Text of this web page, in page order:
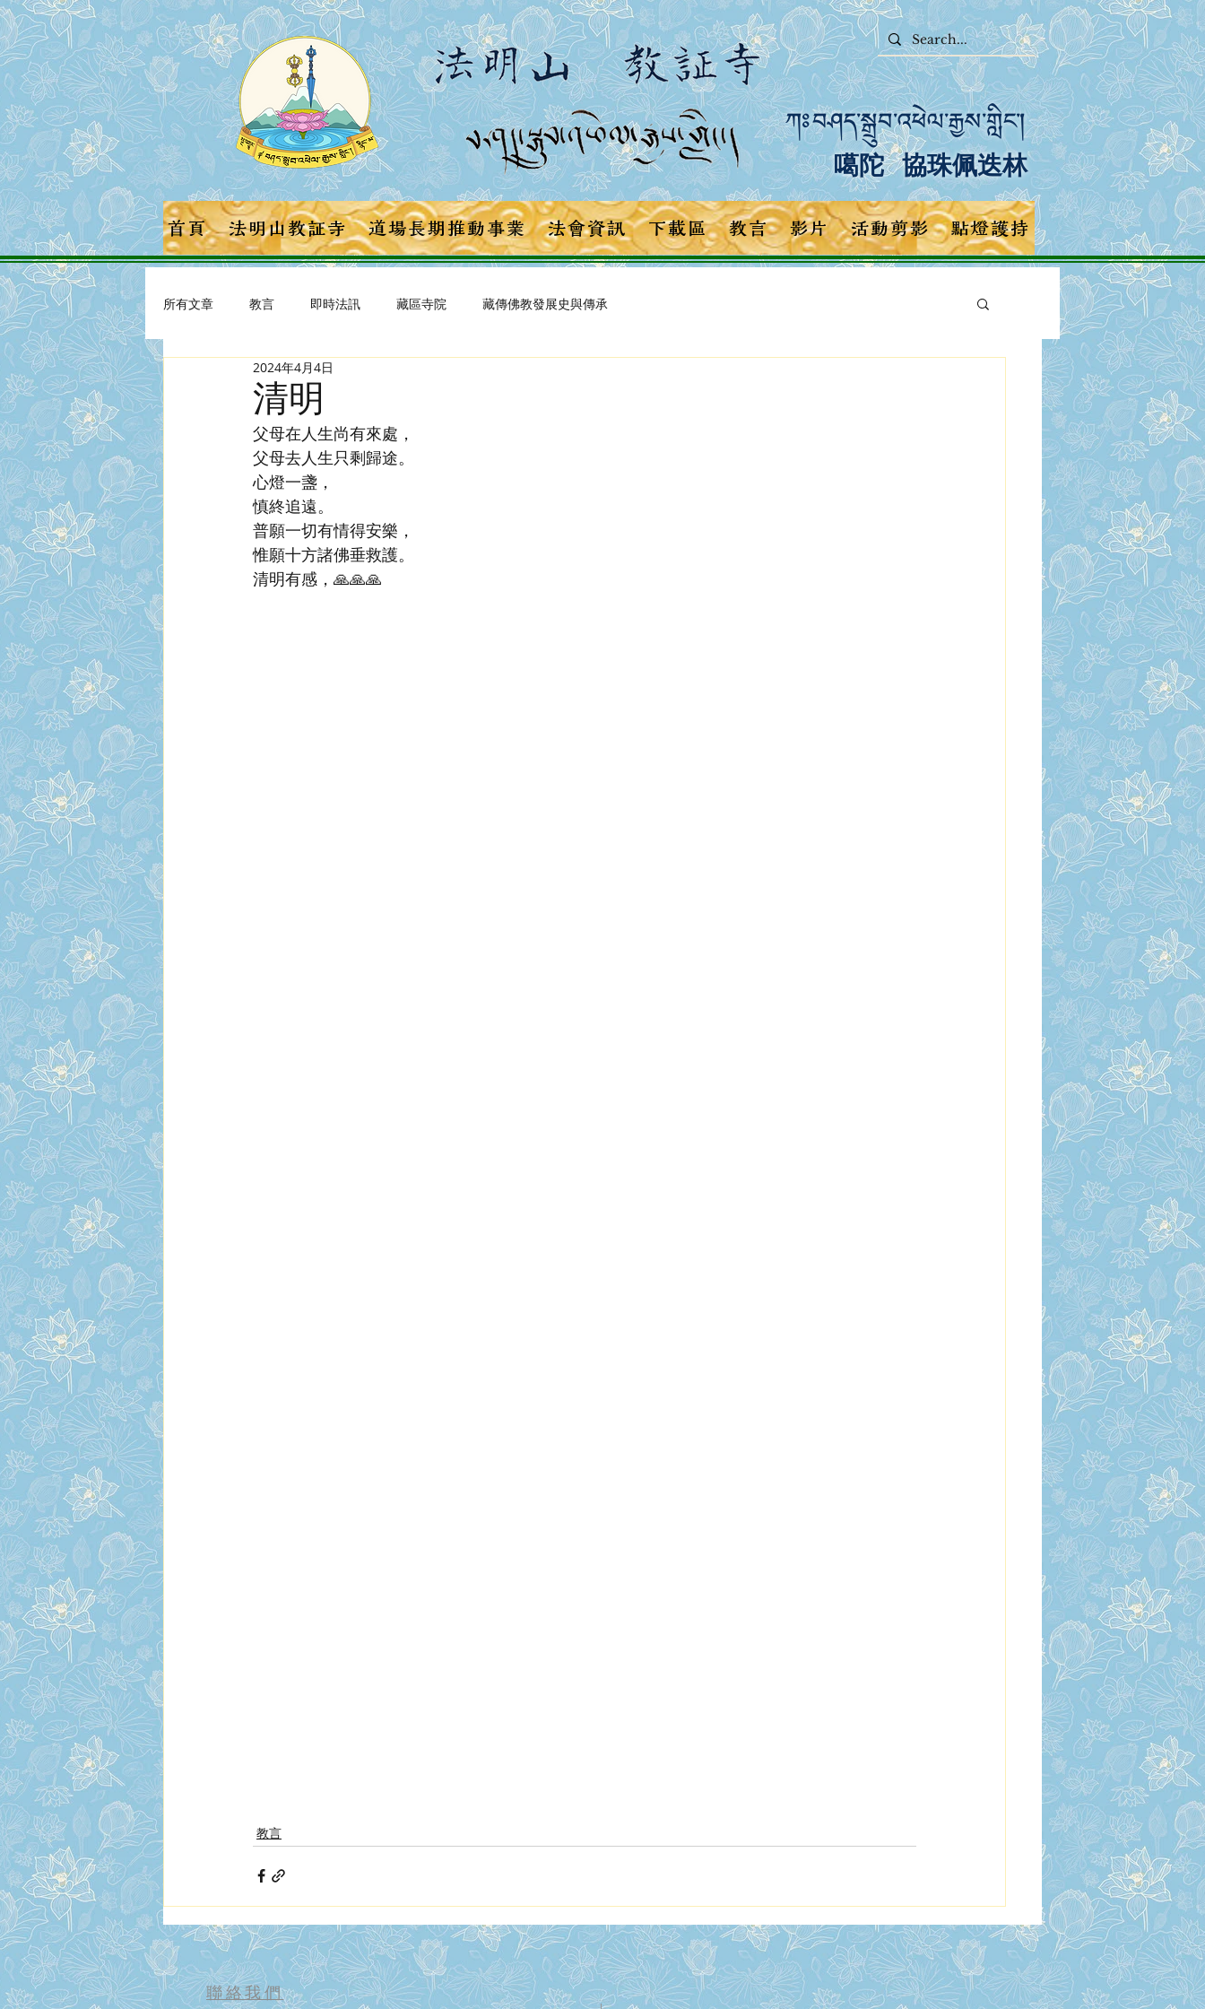
ཀཿབཤད་སྒྲུབ་འཕེལ་རྒྱས་གླིང་།
噶陀 協珠佩迭林
首頁 法明山教証寺 道場長期推動事業 法會資訊 下載區 教言 影片 活動剪影 點燈護持
所有文章 教言 即時法訊 藏區寺院 藏傳佛教發展史與傳承
清明
2024年4月4日
父母在人生尚有來處，
父母去人生只剩歸途。
心燈一盞，
慎終追遠。
普願一切有情得安樂，
惟願十方諸佛垂救護。
清明有感，🙏🙏🙏
教言
聯絡我們